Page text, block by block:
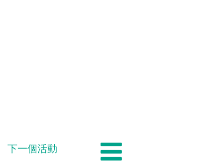
下一個活動